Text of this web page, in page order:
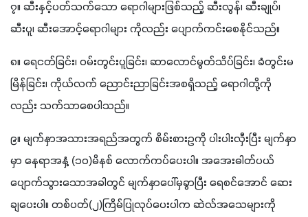
၇။ ဆီးနှင့်ပတ်သက်သော ရောဂါများဖြစ်သည့် ဆီးလွန်၊ ဆီးချုပ်၊
ဆီးပူ၊ ဆီးအောင့်ရောဂါများ ကိုလည်း ပျောက်ကင်းစေနိုင်သည်။
၈။ ရေငတ်ခြင်း၊ ဝမ်းတွင်းပူခြင်း၊ ဆာလောင်မွတ်သိပ်ခြင်း၊ ခံတွင်းမ
မြိန်ခြင်း၊ ကိုယ်လက် ညောင်းညာခြင်းအစရှိသည့် ရောဂါတို့ကို
လည်း သက်သာစေပါသည်။
၉။ မျက်နှာအသားအရည်အတွက် စိမ်းစားဥကို ပါးပါးလှီးပြီး မျက်နှာ
မှာ နေရာအနှံ့ (၁၀)မိနစ် လောက်ကပ်ပေးပါ။ အအေးဓါတ်ပယ်
ပျောက်သွားသောအခါတွင် မျက်နှာပေါ်မှခွာပြီး ရေစင်အောင် ဆေး
ချပေးပါ။ တစ်ပတ်(၂)ကြိမ်ပြုလုပ်ပေးပါက ဆဲလ်အသေများကို